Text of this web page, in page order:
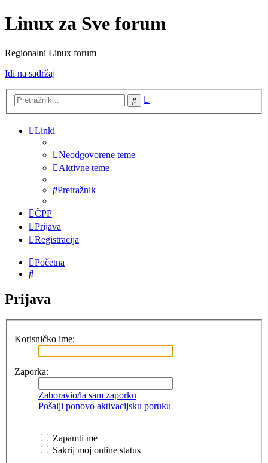
Linux za Sve forum
Regionalni Linux forum
Idi na sadržaj
Pretražnik
Linki
Neodgovorene teme
Aktivne teme
Pretražnik
ČPP
Prijava
Registracija
Početna
Pretražnik
Prijava
Korisničko ime:
Zaporka:
Zaboravio/la sam zaporku
Pošalji ponovo aktivacijsku poruku
Zapamti me
Sakrij moj online status